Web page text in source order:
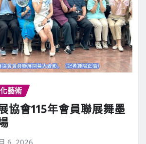
藝術
協會115年會員聯展舞墨
6, 2026